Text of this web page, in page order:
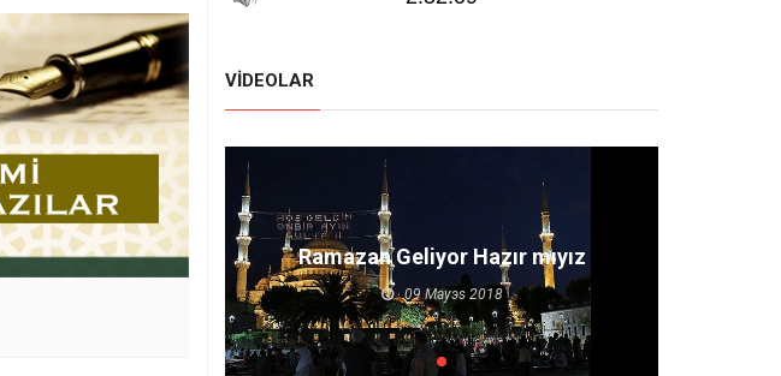
VIDEOLAR
Ramazan Geliyor Hazır mıyız
09 Mayэs 2018